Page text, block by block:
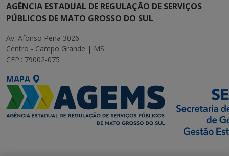
AGÊNCIA ESTADUAL DE REGULAÇÃO DE SERVIÇOS
PÚBLICOS DE MATO GROSSO DO SUL
Av. Afonso Pena 3026
Centro - Campo Grande | MS
CEP.: 79002-075
MAPA